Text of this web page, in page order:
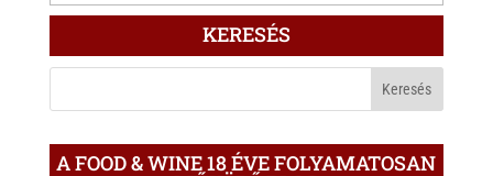
ÍRÁS
KERESÉS
A FOOD & WINE 18 ÉVE FOLYAMATOSAN